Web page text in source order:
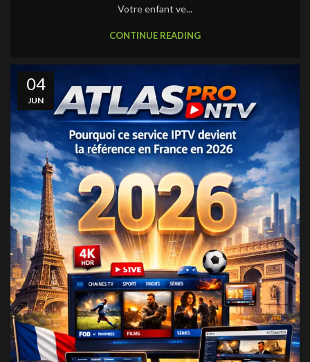
Votre enfant ve...
CONTINUE READING
04
JUN